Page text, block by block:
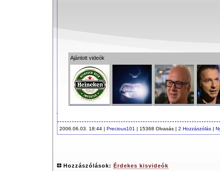
Ajánlott videók
2006.06.03. 18:44 | Precious101 | 15368 Olvasás | 2 Hozzászólás |
Hozzászólások: Érdekes kisvideók